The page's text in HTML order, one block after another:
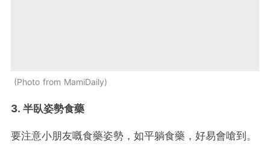
Photo from MamiDaily
3. 半臥姿勢食藥
要注意小朋友嘅食藥姿勢，如平躺食藥，好易會嗆到。